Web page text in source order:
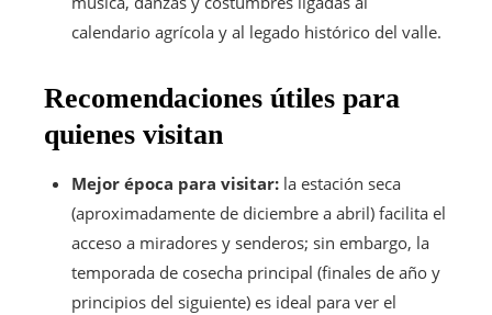
calendario agrícola y al legado histórico del valle.
Recomendaciones útiles para
quienes visitan
Mejor época para visitar: la estación seca
(aproximadamente de diciembre a abril) facilita el
acceso a miradores y senderos; sin embargo, la
temporada de cosecha principal (finales de año y
principios del siguiente) es ideal para ver el